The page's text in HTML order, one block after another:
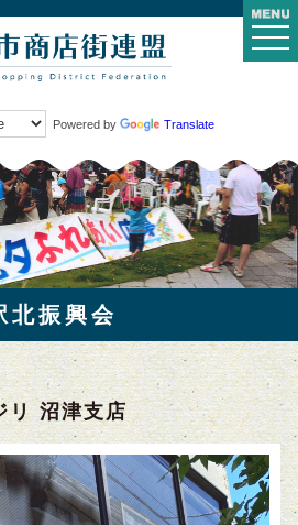
Powered by Translate
北振興会
リ 沼津支店